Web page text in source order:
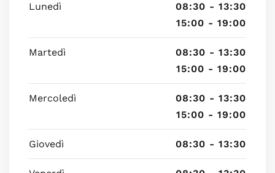
Lunedì
08:30 - 13:30
15:00 - 19:00
Martedì
08:30 - 13:30
15:00 - 19:00
Mercoledì
08:30 - 13:30
15:00 - 19:00
Giovedì 08:30 - 13:30